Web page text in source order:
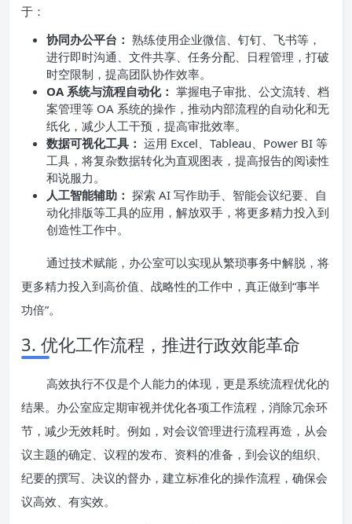
于：
协同办公平台： 熟练使用企业微信、钉钉、飞书等，
进行即时沟通、文件共享、任务分配、日程管理，打破
时空限制，提高团队协作效率。
OA 系统与流程自动化： 掌握电子审批、公文流转、档
案管理等 OA 系统的操作，推动内部流程的自动化和无
纸化，减少人工干预，提高审批效率。
数据可视化工具： 运用 Excel、Tableau、Power BI 等
工具，将复杂数据转化为直观图表，提高报告的阅读性
和说服力。
人工智能辅助： 探索 AI 写作助手、智能会议纪要、自
动化排版等工具的应用，解放双手，将更多精力投入到
创造性工作中。
通过技术赋能，办公室可以实现从繁琐事务中解脱，将
更多精力投入到高价值、战略性的工作中，真正做到“事半
功倍”。
3. 优化工作流程，推进行政效能革命
高效执行不仅是个人能力的体现，更是系统流程优化的
结果。办公室应定期审视并优化各项工作流程，消除冗余环
节，减少无效耗时。例如，对会议管理进行流程再造，从会
议主题的确定、议程的发布、资料的准备，到会议的组织、
纪要的撰写、决议的督办，建立标准化的操作流程，确保会
议高效、有实效。